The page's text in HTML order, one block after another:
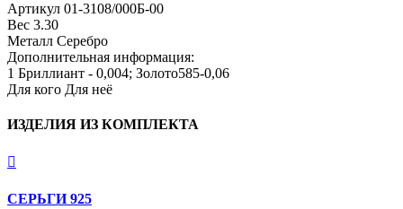
Артикул 01-3108/000Б-00
Вес 3.30
Металл Серебро
Дополнительная информация:
1 Бриллиант - 0,004; Золото585-0,06
Для кого Для неё
ИЗДЕЛИЯ ИЗ КОМПЛЕКТА

СЕРЬГИ 925